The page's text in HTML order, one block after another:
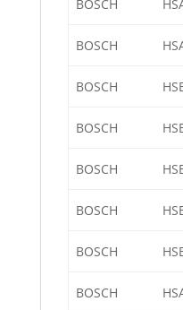
BOSCH
BOSCH
BOSCH
BOSCH
BOSCH
BOSCH
BOSCH
BOSCH